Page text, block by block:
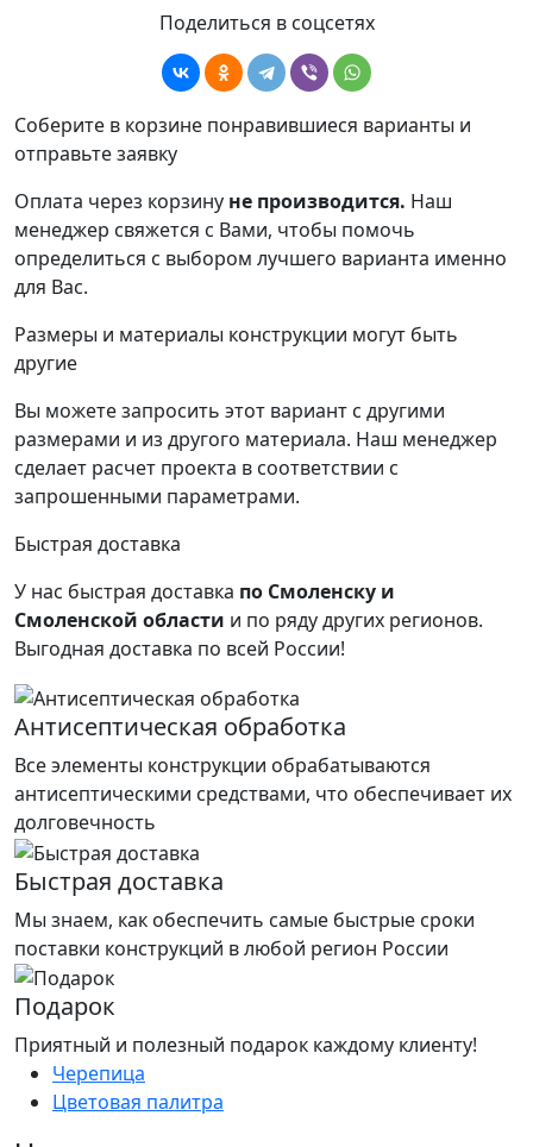
Поделиться в соцсетях
Соберите в корзине понравившиеся варианты и
отправьте заявку
Оплата через корзину не производится. Наш
менеджер свяжется с Вами, чтобы помочь
определиться с выбором лучшего варианта именно
для Вас.
Размеры и материалы конструкции могут быть
другие
Вы можете запросить этот вариант с другими
размерами и из другого материала. Наш менеджер
сделает расчет проекта в соответствии с
запрошенными параметрами.
Быстрая доставка
У нас быстрая доставка по Смоленску и
Смоленской области и по ряду других регионов.
Выгодная доставка по всей России!
Антисептическая обработка
Все элементы конструкции обрабатываются
антисептическими средствами, что обеспечивает их
долговечность
Быстрая доставка
Мы знаем, как обеспечить самые быстрые сроки
поставки конструкций в любой регион России
Подарок
Приятный и полезный подарок каждому клиенту!
Черепица
Цветовая палитра